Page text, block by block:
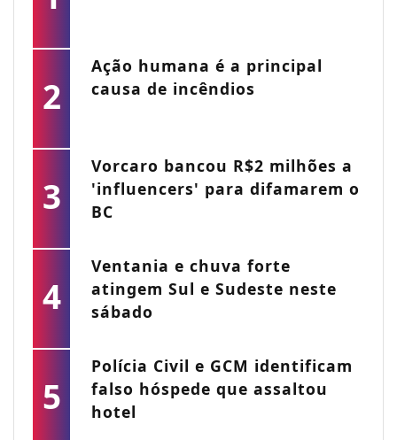
2
Ação humana é a principal
causa de incêndios
3
Vorcaro bancou R$2 milhões a
'influencers' para difamarem o
BC
4
Ventania e chuva forte
atingem Sul e Sudeste neste
sábado
5
Polícia Civil e GCM identificam
falso hóspede que assaltou
hotel